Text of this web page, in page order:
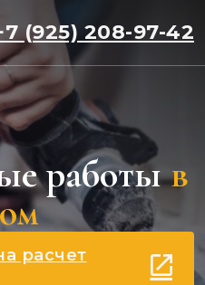
(925) 208-97-42
работыв
расчет